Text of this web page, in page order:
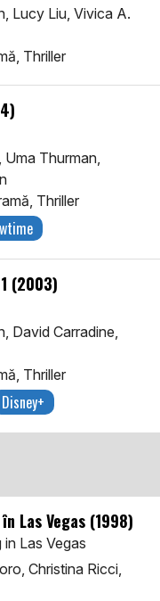
Lucy Liu, Vivica A.
Thriller
Uma Thurman,
Thriller
(2003)
David Carradine,
Thriller
Disney+
Las Vegas (1998)
Las Vegas
Christina Ricci,